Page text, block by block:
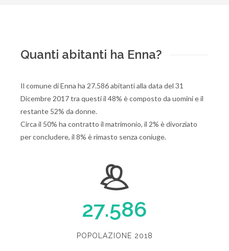
Quanti abitanti ha Enna?
Il comune di Enna ha 27.586 abitanti alla data del 31
Dicembre 2017 tra questi il 48% è composto da uomini e il
restante 52% da donne.
Circa il 50% ha contratto il matrimonio, il 2% è divorziato
per concludere, il 8% è rimasto senza coniuge.
27.586
POPOLAZIONE 2018